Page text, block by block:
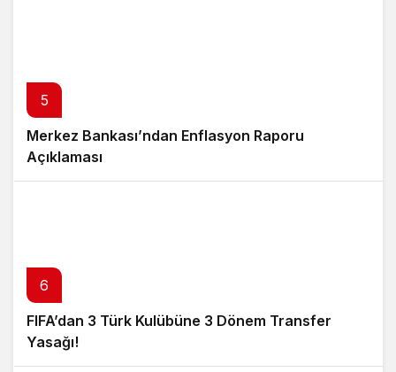
5
Merkez Bankası’ndan Enflasyon Raporu
Açıklaması
6
FIFA’dan 3 Türk Kulübüne 3 Dönem Transfer
Yasağı!